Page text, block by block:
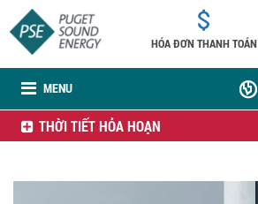
MENU
HÓA ĐƠN THANH TOÁN
THỜI TIẾT HỎA HOẠN